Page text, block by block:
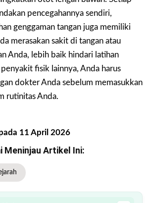
pencegahannya sendiri,
genggaman tangan juga memiliki
merasakan sakit di tangan atau
Anda, lebih baik hindari latihan
fisik lainnya, Anda harus
dokter Anda sebelum memasukkan
rutinitas Anda.
11 April 2026
Meninjau Artikel Ini: